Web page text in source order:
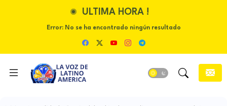
ULTIMA HORA !
Error:No se ha encontrado ningún resultado